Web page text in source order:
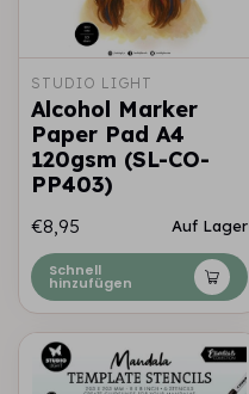
STUDIO LIGHT
Alcohol Marker
Paper Pad A4
120gsm (SL-CO-
PP403)
€8,95 Auf Lager
Schnell
hinzufügen